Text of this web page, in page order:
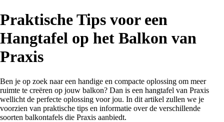
Praktische Tips voor een
Hangtafel op het Balkon van
Praxis
Ben je op zoek naar een handige en compacte oplossing om meer
ruimte te creëren op jouw balkon? Dan is een hangtafel van Praxis
wellicht de perfecte oplossing voor jou. In dit artikel zullen we je
voorzien van praktische tips en informatie over de verschillende
soorten balkontafels die Praxis aanbiedt.